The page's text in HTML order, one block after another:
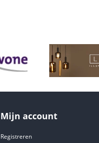
Mijn account
Registreren